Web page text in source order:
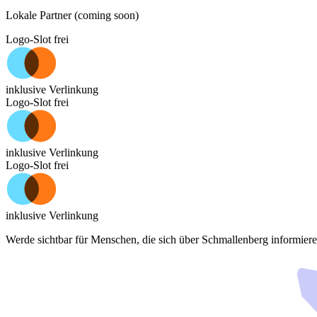
Lokale Partner (coming soon)
Logo-Slot frei
inklusive Verlinkung
Logo-Slot frei
inklusive Verlinkung
Logo-Slot frei
inklusive Verlinkung
Werde sichtbar für Menschen, die sich über Schmallenberg